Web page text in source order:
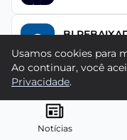
Notícias
BI
51 dias
Ranking
Usamos cookies para
Ao continuar, você
Privacidade.